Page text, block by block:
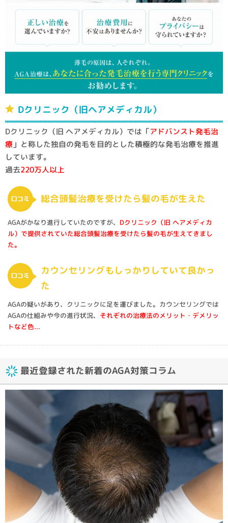
Dクリニック（旧ヘアメディカル）
Dクリニック（旧 ヘアメディカル）では「アドバンスト発毛治
療 」と称した独自の発毛を目的とした積極的な発毛治療を推進
しています。
過去220万人以上
総合頭髪治療を受けたら髪の毛が生えた
AGAがかなり進行していたのですが、 Dクリニック（旧 ヘアメディカ
ル）で提供されていた総合頭髪治療を受けたら髪の毛が生えてきまし
た。
カウンセリングもしっかりしていて良かっ
た
AGAの疑いがあり、クリニックに足を運びました。カウンセリングでは
AGAの仕組みや今の進行状況、 それぞれの治療法のメリット・デメリッ
トなど色...
最近登録された新着のAGA対策コラム